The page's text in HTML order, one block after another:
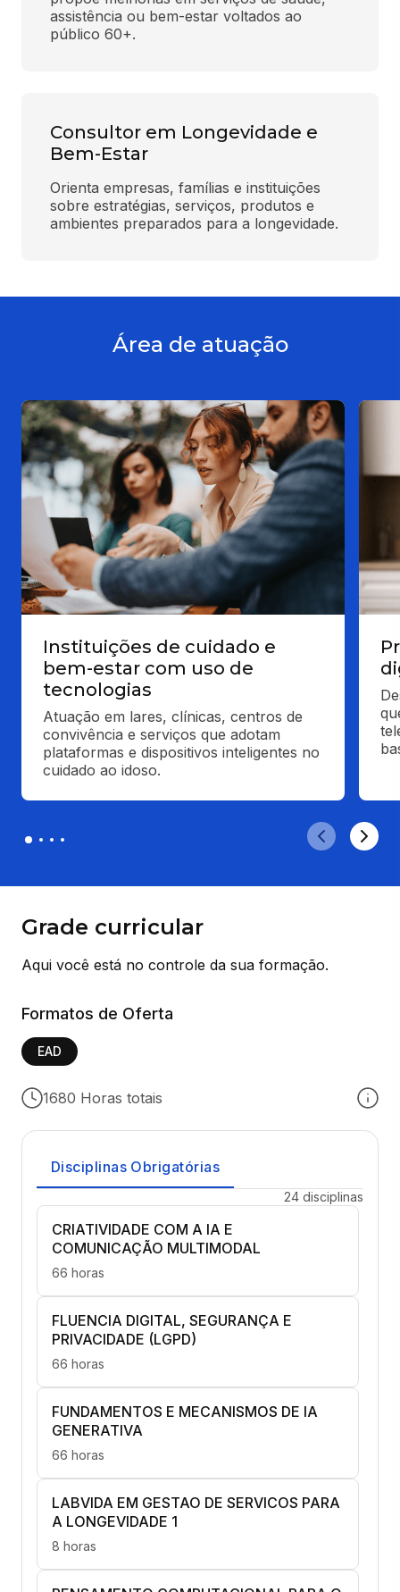
assistência ou bem-estar voltados ao
público 60+.
Consultor em Longevidade e
Bem-Estar
Orienta empresas, famílias e instituições
sobre estratégias, serviços, produtos e
ambientes preparados para a longevidade.
Área de atuação
Instituições de cuidado e
bem-estar com uso de
tecnologias
Atuação em lares, clínicas, centros de
convivência e serviços que adotam
plataformas e dispositivos inteligentes no
cuidado ao idoso.
Grade curricular
Aqui você está no controle da sua formação.
Formatos de Oferta
EAD
1680 Horas totais
Disciplinas Obrigatórias
24 disciplinas
CRIATIVIDADE COM A IA E
COMUNICAÇÃO MULTIMODAL
66 horas
FLUENCIA DIGITAL, SEGURANÇA E
PRIVACIDADE (LGPD)
66 horas
FUNDAMENTOS E MECANISMOS DE IA
GENERATIVA
66 horas
LABVIDA EM GESTAO DE SERVICOS PARA
A LONGEVIDADE 1
8 horas